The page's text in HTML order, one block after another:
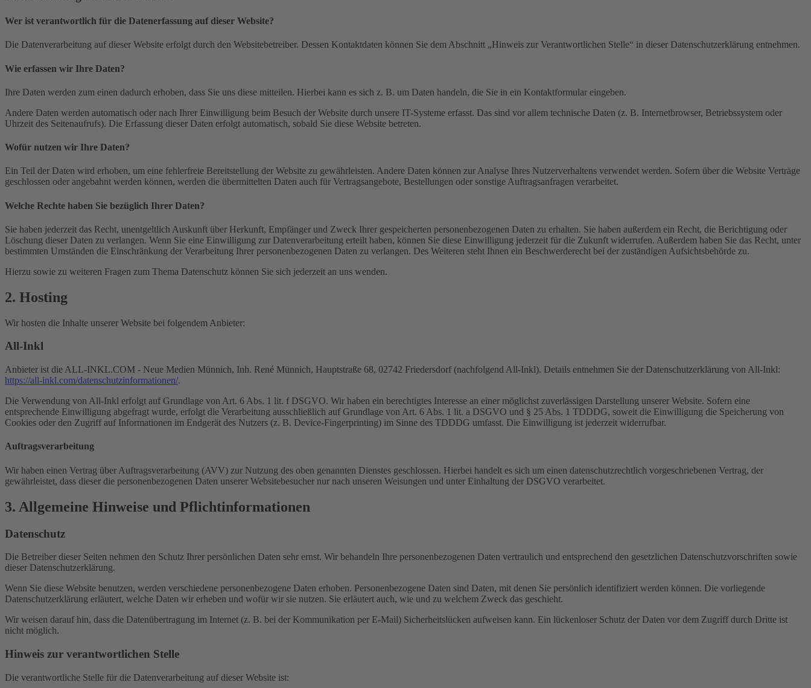
Wer ist verantwortlich für die Datenerfassung auf dieser Website?
Die Datenverarbeitung auf dieser Website erfolgt durch den Websitebetreiber. Dessen Kontaktdaten können Sie dem Abschnitt „Hinweis zur Verantwortlichen Stelle“ in dieser Datenschutzerklärung entnehmen.
Wie erfassen wir Ihre Daten?
Ihre Daten werden zum einen dadurch erhoben, dass Sie uns diese mitteilen. Hierbei kann es sich z. B. um Daten handeln, die Sie in ein Kontaktformular eingeben.
Andere Daten werden automatisch oder nach Ihrer Einwilligung beim Besuch der Website durch unsere IT-Systeme erfasst. Das sind vor allem technische Daten (z. B. Internetbrowser, Betriebssystem oder
Uhrzeit des Seitenaufrufs). Die Erfassung dieser Daten erfolgt automatisch, sobald Sie diese Website betreten.
Wofür nutzen wir Ihre Daten?
Ein Teil der Daten wird erhoben, um eine fehlerfreie Bereitstellung der Website zu gewährleisten. Andere Daten können zur Analyse Ihres Nutzerverhaltens verwendet werden. Sofern über die Website Verträge
geschlossen oder angebahnt werden können, werden die übermittelten Daten auch für Vertragsangebote, Bestellungen oder sonstige Auftragsanfragen verarbeitet.
Welche Rechte haben Sie bezüglich Ihrer Daten?
Sie haben jederzeit das Recht, unentgeltlich Auskunft über Herkunft, Empfänger und Zweck Ihrer gespeicherten personenbezogenen Daten zu erhalten. Sie haben außerdem ein Recht, die Berichtigung oder
Löschung dieser Daten zu verlangen. Wenn Sie eine Einwilligung zur Datenverarbeitung erteilt haben, können Sie diese Einwilligung jederzeit für die Zukunft widerrufen. Außerdem haben Sie das Recht, unter
bestimmten Umständen die Einschränkung der Verarbeitung Ihrer personenbezogenen Daten zu verlangen. Des Weiteren steht Ihnen ein Beschwerderecht bei der zuständigen Aufsichtsbehörde zu.
Hierzu sowie zu weiteren Fragen zum Thema Datenschutz können Sie sich jederzeit an uns wenden.
2. Hosting
Wir hosten die Inhalte unserer Website bei folgendem Anbieter:
All-Inkl
Anbieter ist die ALL-INKL.COM - Neue Medien Münnich, Inh. René Münnich, Hauptstraße 68, 02742 Friedersdorf (nachfolgend All-Inkl). Details entnehmen Sie der Datenschutzerklärung von All-Inkl:
https://all-inkl.com/datenschutzinformationen/.
Die Verwendung von All-Inkl erfolgt auf Grundlage von Art. 6 Abs. 1 lit. f DSGVO. Wir haben ein berechtigtes Interesse an einer möglichst zuverlässigen Darstellung unserer Website. Sofern eine
entsprechende Einwilligung abgefragt wurde, erfolgt die Verarbeitung ausschließlich auf Grundlage von Art. 6 Abs. 1 lit. a DSGVO und § 25 Abs. 1 TDDDG, soweit die Einwilligung die Speicherung von
Cookies oder den Zugriff auf Informationen im Endgerät des Nutzers (z. B. Device-Fingerprinting) im Sinne des TDDDG umfasst. Die Einwilligung ist jederzeit widerrufbar.
Auftragsverarbeitung
Wir haben einen Vertrag über Auftragsverarbeitung (AVV) zur Nutzung des oben genannten Dienstes geschlossen. Hierbei handelt es sich um einen datenschutzrechtlich vorgeschriebenen Vertrag, der
gewährleistet, dass dieser die personenbezogenen Daten unserer Websitebesucher nur nach unseren Weisungen und unter Einhaltung der DSGVO verarbeitet.
3. Allgemeine Hinweise und Pflicht­informationen
Datenschutz
Die Betreiber dieser Seiten nehmen den Schutz Ihrer persönlichen Daten sehr ernst. Wir behandeln Ihre personenbezogenen Daten vertraulich und entsprechend den gesetzlichen Datenschutzvorschriften sowie
dieser Datenschutzerklärung.
Wenn Sie diese Website benutzen, werden verschiedene personenbezogene Daten erhoben. Personenbezogene Daten sind Daten, mit denen Sie persönlich identifiziert werden können. Die vorliegende
Datenschutzerklärung erläutert, welche Daten wir erheben und wofür wir sie nutzen. Sie erläutert auch, wie und zu welchem Zweck das geschieht.
Wir weisen darauf hin, dass die Datenübertragung im Internet (z. B. bei der Kommunikation per E-Mail) Sicherheitslücken aufweisen kann. Ein lückenloser Schutz der Daten vor dem Zugriff durch Dritte ist
nicht möglich.
Hinweis zur verantwortlichen Stelle
Die verantwortliche Stelle für die Datenverarbeitung auf dieser Website ist: